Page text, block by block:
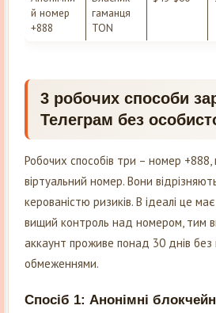
й номер
+888
гаманця
TON
3 робочих способи
Телеграм без
Робочих способів три – номер
віртуальний номер. Вони
керованістю ризиків. В ідеалі це
вищий контроль над номером, тим
аккаунт проживе понад 30 днів
обмеженнями.
Спосіб 1: Анонімні